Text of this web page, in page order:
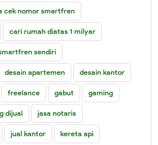
cek nomor smartfren
cari rumah diatas 1 milyar
sendiri
desain apartemen desain kantor
freelance gabut gaming
dijual jasa notaris
jual kantor kereta api